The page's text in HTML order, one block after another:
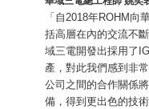
「自2018年ROHM向
括高層在內的交流不
域三電開發出採用了
產，對此我們感到非
公司之間的合作關係
備，得到更出色的技術